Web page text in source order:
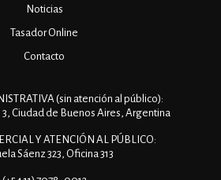
Noticias
Tasador Online
Contacto
(sin atención al público):
3, Ciudad de Buenos Aires, Argentina
Y ATENCIÓN AL PÚBLICO:
Sáenz 323, Oficina 313